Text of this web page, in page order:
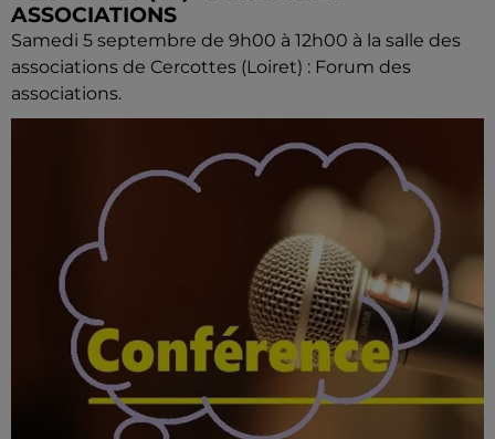
ASSOCIATIONS
Samedi 5 septembre de 9h00 à 12h00 à la salle des
associations de Cercottes (Loiret) : Forum des
associations.